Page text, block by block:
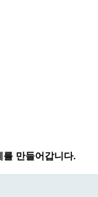
만들어갑니다.